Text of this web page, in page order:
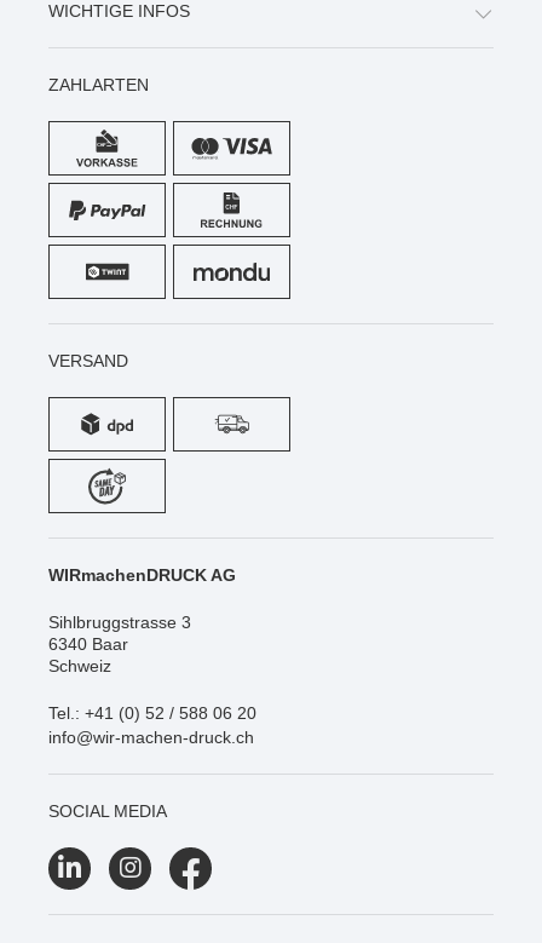
WICHTIGE INFOS
ZAHLARTEN
VERSAND
WIRmachenDRUCK AG
Sihlbruggstrasse 3
6340 Baar
Schweiz
Tel.: +41 (0) 52 / 588 06 20
info@wir-machen-druck.ch
SOCIAL MEDIA